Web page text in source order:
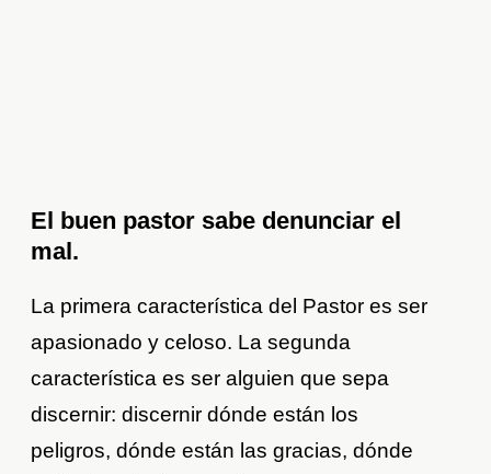
El buen pastor sabe denunciar el
mal.
La primera característica del Pastor es ser
apasionado y celoso. La segunda
característica es ser alguien que sepa
discernir: discernir dónde están los
peligros, dónde están las gracias, dónde